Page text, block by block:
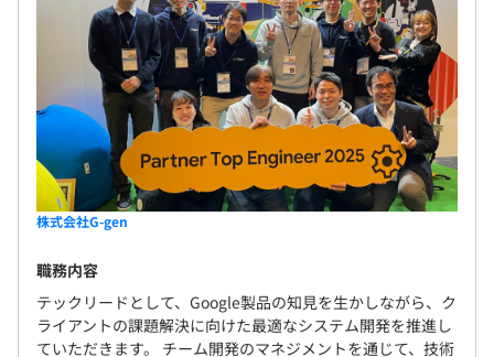
Docker、Terraform、Google Kubernetes Engine
BigQuery
株式会社G-gen
職務内容
テックリードとして、Google製品の知見を生かしながら、ク
ライアントの課題解決に向けた最適なシステム開発を推進し
ていただきます。 チーム開発のマネジメントを通じて、技術